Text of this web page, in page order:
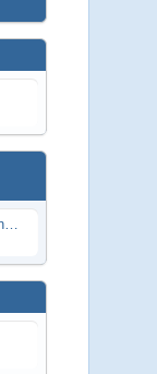
Die Modellbauer - Das Duell | Bewerbung für neue Staffel bei DMAX *Werbung*